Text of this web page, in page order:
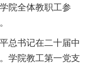
院全体教职工参
总书记在二十届中
学院教工第一党支